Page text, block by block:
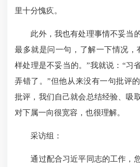
里十分愧疚。
此外，我也有处理事情不妥当
最多就是问一句，了解一下情况，
样处理是不妥当的。”我就说：“习
弄错了。”但他从来没有一句批评
批评，我们自己就会总结经验、吸
对下属一向很宽容，也很理解。
采访组：
通过配合习近平同志的工作，